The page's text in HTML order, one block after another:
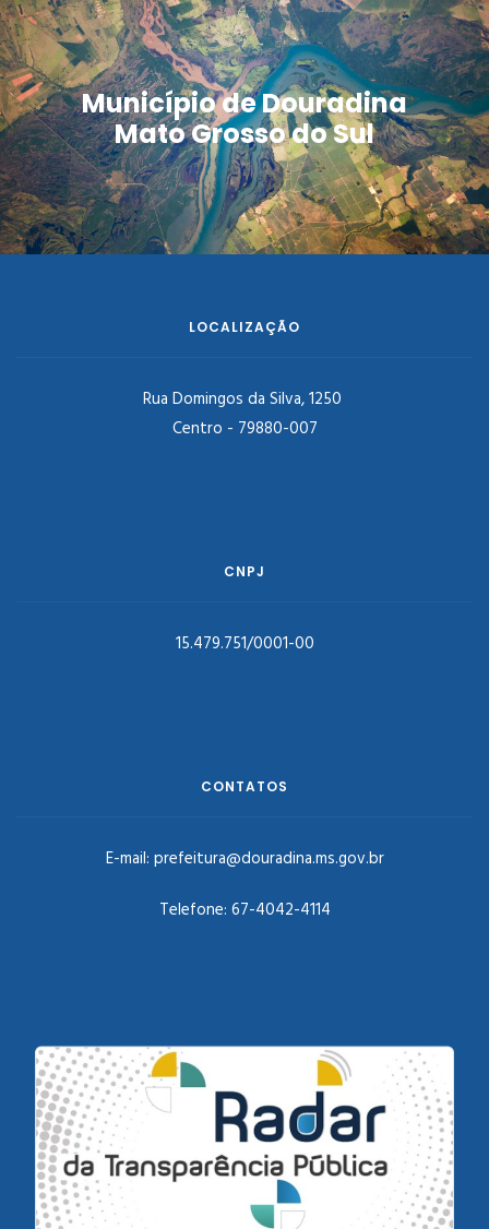
Município de Douradina
Mato Grosso do Sul
LOCALIZAÇÃO
Rua Domingos da Silva, 1250
Centro - 79880-007
CNPJ
15.479.751/0001-00
CONTATOS
E-mail: prefeitura@douradina.ms.gov.br
Telefone: 67-4042-4114